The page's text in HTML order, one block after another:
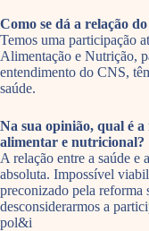
Como se dá a relação
Temos uma participação
Alimentação e Nutrição,
entendimento do CNS,
saúde.
Na sua opinião, qual é a
alimentar e nutricional?
A relação entre a saúde e
absoluta. Impossível
preconizado pela reforma
desconsiderarmos a
pol&i